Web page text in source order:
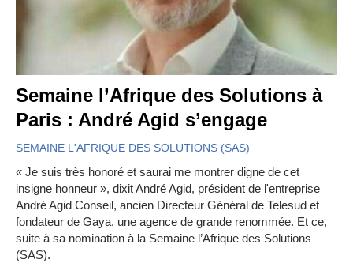
Semaine l’Afrique des Solutions à
Paris : André Agid s’engage
SEMAINE L'AFRIQUE DES SOLUTIONS (SAS)
« Je suis très honoré et saurai me montrer digne de cet
insigne honneur », dixit André Agid, président de l'entreprise
André Agid Conseil, ancien Directeur Général de Telesud et
fondateur de Gaya, une agence de grande renommée. Et ce,
suite à sa nomination à la Semaine l’Afrique des Solutions
(SAS).